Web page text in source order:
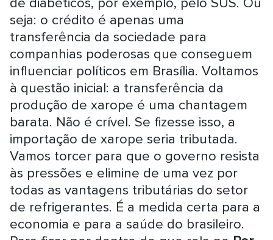
seja: o crédito é apenas uma
transferência da sociedade para
companhias poderosas que conseguem
influenciar políticos em Brasília. Voltamos
à questão inicial: a transferência da
produção de xarope é uma chantagem
barata. Não é crível. Se fizesse isso, a
importação de xarope seria tributada.
Vamos torcer para que o governo resista
às pressões e elimine de uma vez por
todas as vantagens tributárias do setor
de refrigerantes. É a medida certa para a
economia e para a saúde do brasileiro.